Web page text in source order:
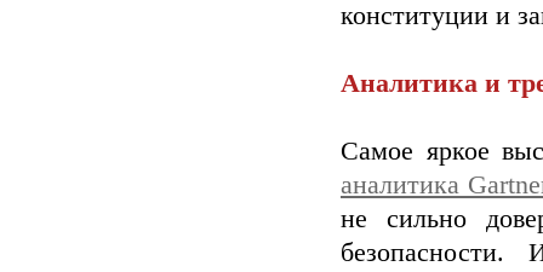
конституции и
Аналитика и
Самое яркое
аналитика
не сильно